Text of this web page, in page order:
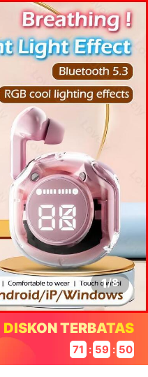
1/8
DISKON TERBATAS
71 : 59 : 49